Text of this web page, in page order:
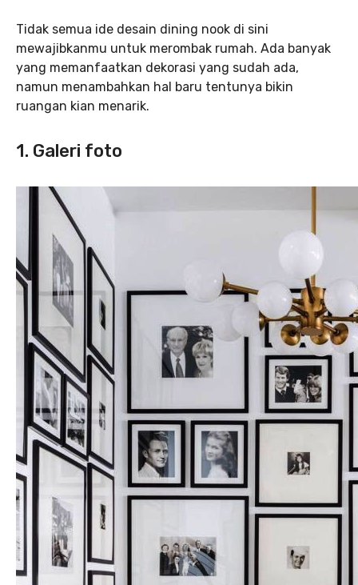
Tidak semua ide desain dining nook di sini
mewajibkanmu untuk merombak rumah. Ada banyak
yang memanfaatkan dekorasi yang sudah ada,
namun menambahkan hal baru tentunya bikin
ruangan kian menarik.
1. Galeri foto